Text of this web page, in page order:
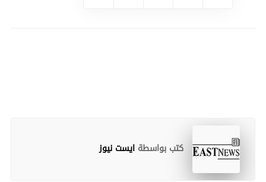
كتب بواسطة ايست نيوز